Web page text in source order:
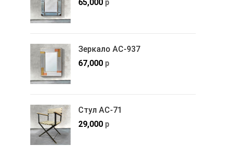
65,000 р
Зеркало АС-937
67,000 р
Стул АС-71
29,000 р